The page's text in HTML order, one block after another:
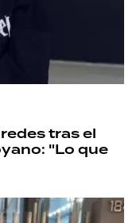
tras el
"Lo que